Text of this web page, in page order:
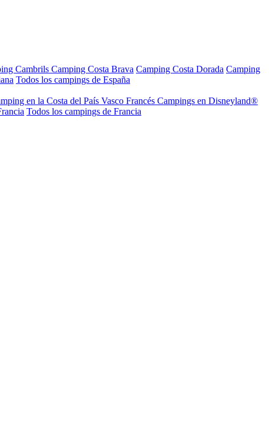
Cambrils Camping Costa Brava Camping Costa Dorada Camping
Todos los campings de España
en la Costa del País Vasco Francés Campings en Disneyland®
Todos los campings de Francia